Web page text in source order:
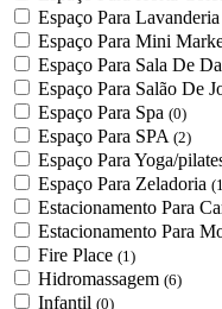
Espaço Para Lavanderia
Espaço Para Mini
Espaço Para Sala De
Espaço Para Salão De
Espaço Para Spa (0)
Espaço Para SPA (2)
Espaço Para Yoga/
Espaço Para Zeladoria
Estacionamento Para
Estacionamento Para
Fire Place (1)
Hidromassagem (6)
Infantil (0)